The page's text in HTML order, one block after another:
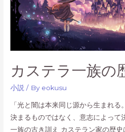
コ
ン
テ
『幻
国
エ
カステラ一族の
小説 / By eokusu
「光と闇は本来同じ源から生まれ
決まるものではなく、意志によっ
一族の古き訓え カステラン家の歴